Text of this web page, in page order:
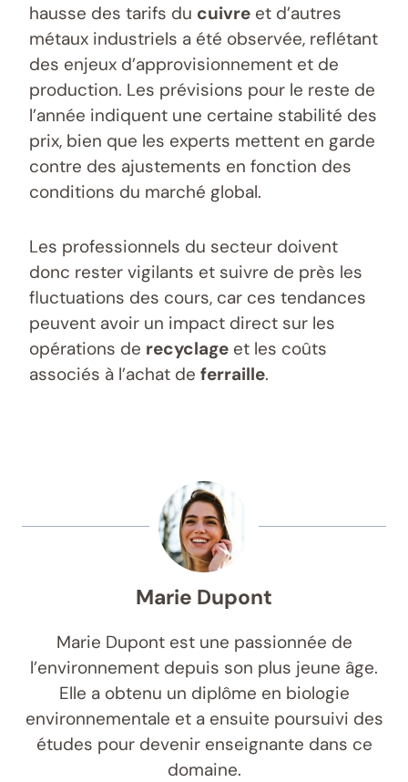
hausse des tarifs du cuivre et d’autres
métaux industriels a été observée, reflétant
des enjeux d’approvisionnement et de
production. Les prévisions pour le reste de
l’année indiquent une certaine stabilité des
prix, bien que les experts mettent en garde
contre des ajustements en fonction des
conditions du marché global.
Les professionnels du secteur doivent
donc rester vigilants et suivre de près les
fluctuations des cours, car ces tendances
peuvent avoir un impact direct sur les
opérations de recyclage et les coûts
associés à l’achat de ferraille.
Marie Dupont
Marie Dupont est une passionnée de
l’environnement depuis son plus jeune âge.
Elle a obtenu un diplôme en biologie
environnementale et a ensuite poursuivi des
études pour devenir enseignante dans ce
domaine.